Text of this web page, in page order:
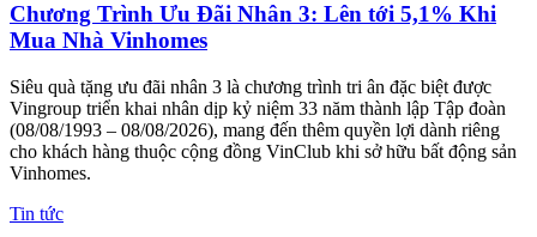
Chương Trình Ưu Đãi Nhân 3: Lên tới 5,1% Khi
Mua Nhà Vinhomes
Siêu quà tặng ưu đãi nhân 3 là chương trình tri ân đặc biệt được
Vingroup triển khai nhân dịp kỷ niệm 33 năm thành lập Tập đoàn
(08/08/1993 – 08/08/2026), mang đến thêm quyền lợi dành riêng
cho khách hàng thuộc cộng đồng VinClub khi sở hữu bất động sản
Vinhomes.
Tin tức